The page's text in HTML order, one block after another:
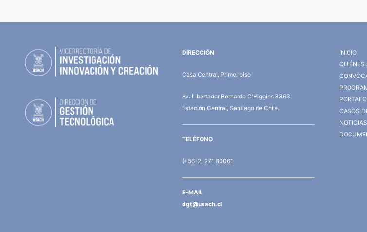
DIRECCIÓN
Casa Central, Primer piso
Av. Libertador Bernardo O'Higgins 3363,
Estación Central, Santiago de Chile.
TELÉFONO
(+56-2) 271 80061
E-MAIL
dgt@usach.cl
INICIO
QUIÉNES
CASOS
NOTICIAS